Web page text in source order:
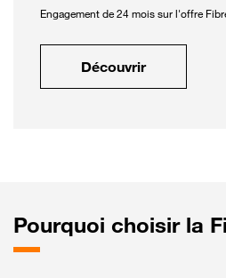
Engagement de 24 mois sur l'offre
Découvrir
Pourquoi choisir la